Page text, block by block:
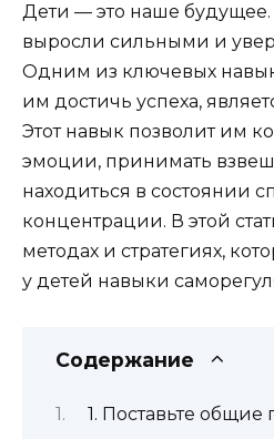
Дети — это наше
выросли сильными и
Одним из ключевых
им достичь успеха,
Этот навык позволит им
эмоции, принимать
находиться в состоянии
концентрации. В этой
методах и стратегиях,
у детей навыки
Содержание
1. Поставьте общие